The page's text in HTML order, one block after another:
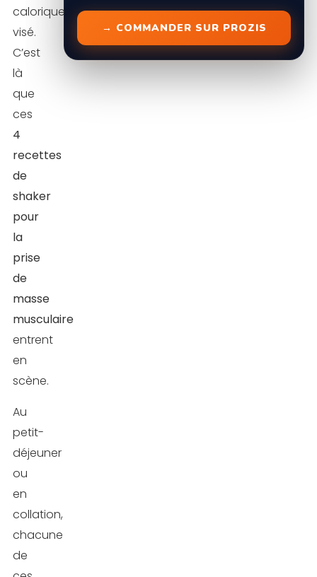
→ COMMANDER SUR PROZIS
calorique
visé.
C’est
là
que
ces
4
recettes
de
shaker
pour
la
prise
de
masse
musculaire
entrent
en
scène.
Au
petit-
déjeuner
ou
en
collation,
chacune
de